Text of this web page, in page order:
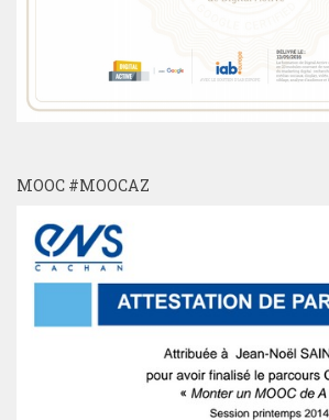
MOOC #MOOCAZ